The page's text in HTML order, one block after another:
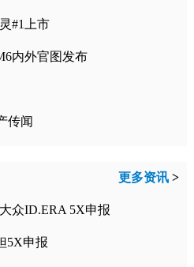
#1上市
内外官图发布
传闻
更多资讯 >
众ID.ERA 5X申报
5X申报